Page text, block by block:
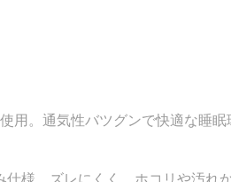
用。通気性バツグンで快適な睡眠
様。ズレにくく、ホコリや汚れ